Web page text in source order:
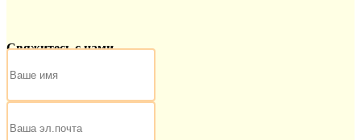
Свяжитесь с нами